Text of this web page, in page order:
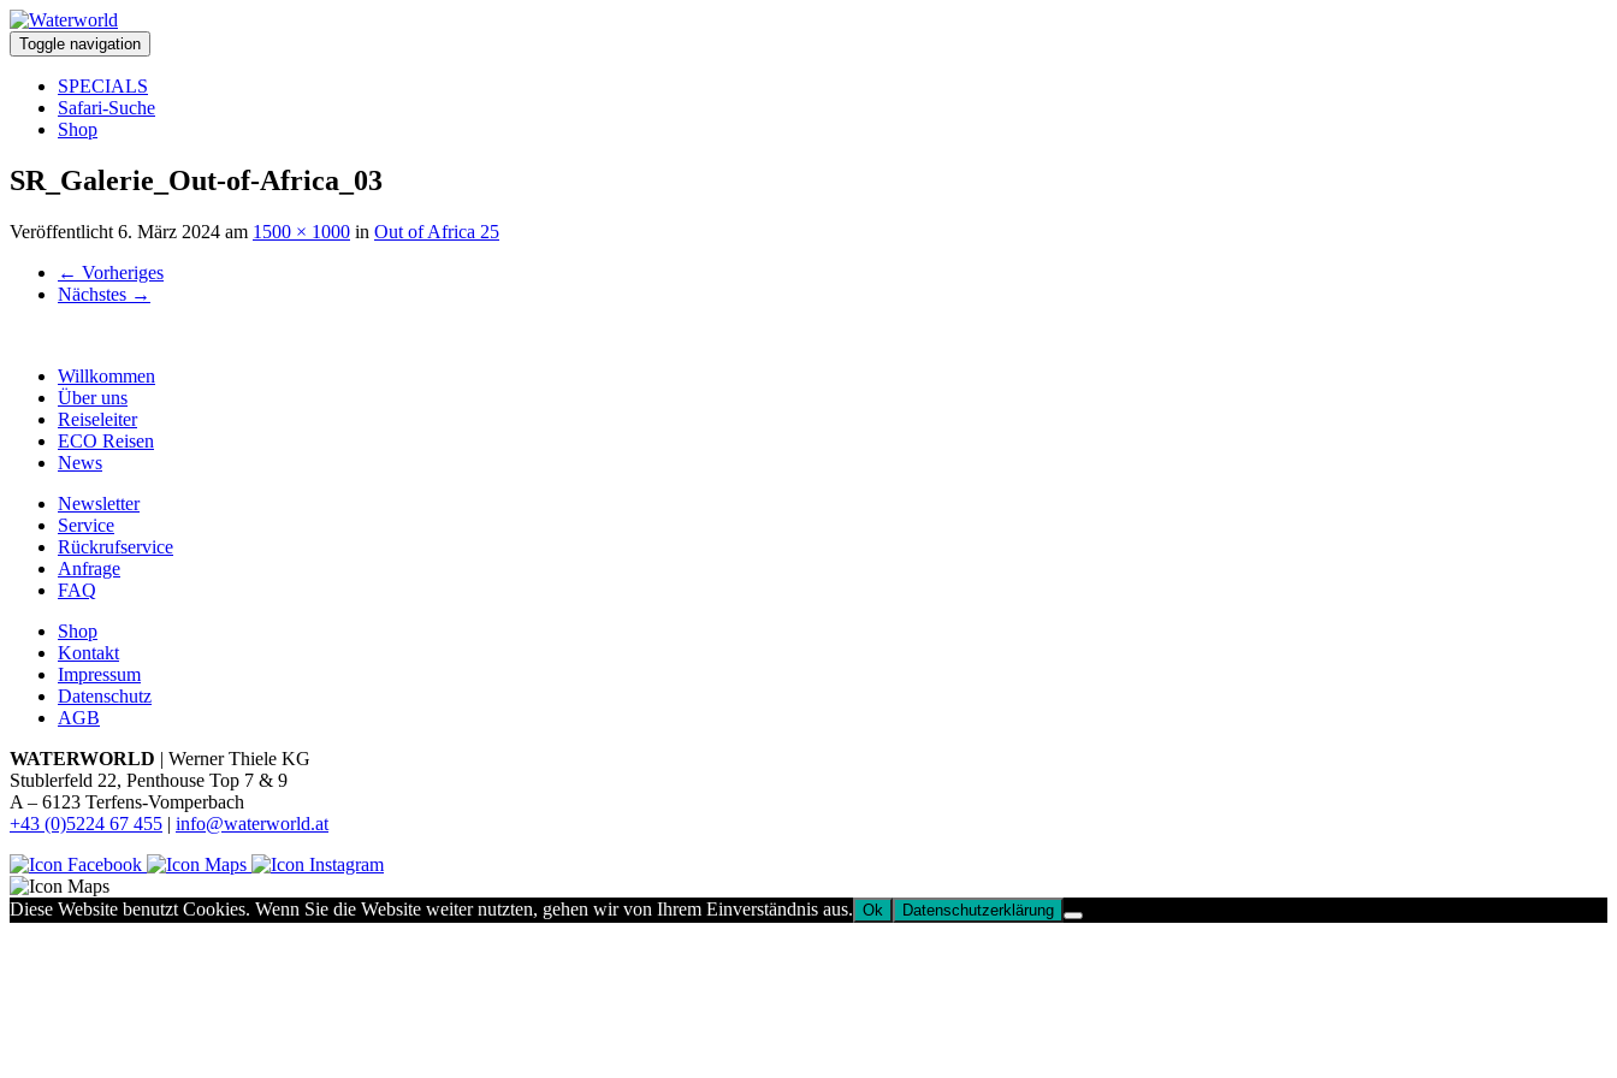
Toggle navigation
SPECIALS
Safari-Suche
Shop
SR_Galerie_Out-of-Africa_03
Veröffentlicht 6. März 2024 am 1500 × 1000 in Out of Africa 25
← Vorheriges
Nächstes →
Willkommen
Über uns
Reiseleiter
ECO Reisen
News
Newsletter
Service
Rückrufservice
Anfrage
FAQ
Shop
Kontakt
Impressum
Datenschutz
AGB
WATERWORLD | Werner Thiele KG
Stublerfeld 22, Penthouse Top 7 & 9
A – 6123 Terfens-Vomperbach
+43 (0)5224 67 455 | info@waterworld.at
Diese Website benutzt Cookies. Wenn Sie die Website weiter nutzten, gehen wir von Ihrem Einverständnis aus. Ok Datenschutzerklärung